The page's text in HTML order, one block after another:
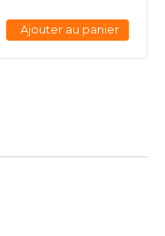
Ajouter au panier